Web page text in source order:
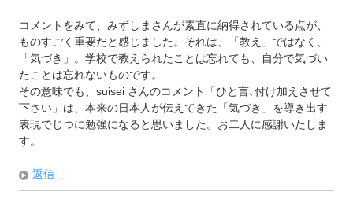
コメントをみて、みずしまさんが素直に納得されている点が、
ものすごく重要だと感じました。それは、「教え」ではなく、
「気づき」。学校で教えられたことは忘れても、自分で気づい
たことは忘れないものです。
その意味でも、suisei さんのコメント「ひと言､付け加えさせて
下さい」は、本来の日本人が伝えてきた「気づき」を導き出す
表現でじつに勉強になると思いました。お二人に感謝いたしま
す。
返信